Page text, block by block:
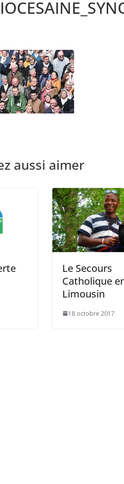
aussi aimer
Le Secours
Catholique
Limousin
18 octobre 2017